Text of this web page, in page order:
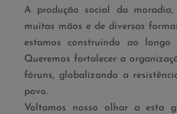
A produção social da
muitas mãos e de diversas
estamos construindo ao
Queremos fortalecer a
fóruns, globalizando a
povo.
Voltamos nosso olhar a esta